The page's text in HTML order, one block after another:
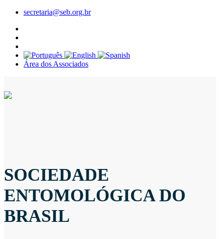
secretaria@seb.org.br
Área dos Associados
SOCIEDADE
ENTOMOLÓGICA DO
BRASIL